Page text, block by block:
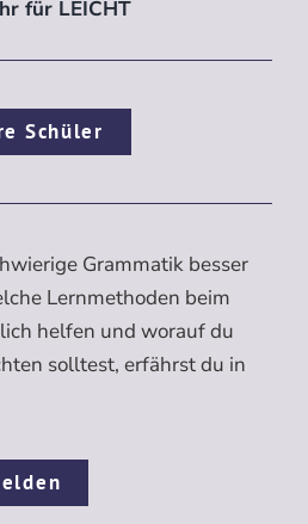
für LEICHT
Schüler
Grammatik besser
Lernmethoden beim
helfen und worauf du
solltest, erfährst du in